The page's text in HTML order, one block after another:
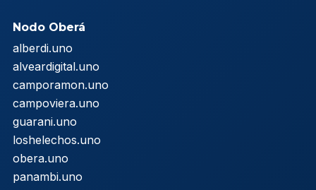
Nodo Oberá
alberdi.uno
alveardigital.uno
camporamon.uno
campoviera.uno
guarani.uno
loshelechos.uno
obera.uno
panambi.uno